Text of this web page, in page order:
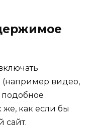
(например видео,
подобное
же, как если бы
сайт.